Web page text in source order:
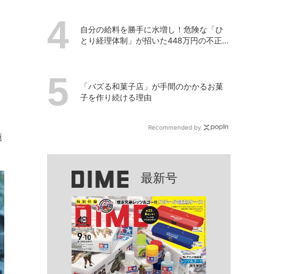
自分の給料を勝手に水増し！危険な「ひ
とり経理体制」が招いた448万円の不正事
「バズる和菓子店」が手間のかかるお菓
子を作り続ける理由
Recommended by
最新号